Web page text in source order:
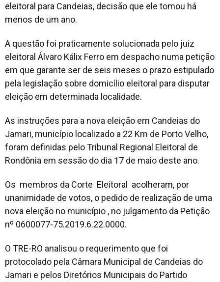
eleitoral para Candeias, decisão que ele tomou há
menos de um ano.
A questão foi praticamente solucionada pelo juiz
eleitoral Álvaro Kálix Ferro em despacho numa petição
em que garante ser de seis meses o prazo estipulado
pela legislação sobre domicílio eleitoral para disputar
eleição em determinada localidade.
As instruções para a nova eleição em Candeias do
Jamari, município localizado a 22 Km de Porto Velho,
foram definidas pelo Tribunal Regional Eleitoral de
Rondônia em sessão do dia 17 de maio deste ano.
Os membros da Corte Eleitoral acolheram, por
unanimidade de votos, o pedido de realização de uma
nova eleição no município , no julgamento da Petição
nº 0600077-75.2019.6.22.0000.
O TRE-RO analisou o requerimento que foi
protocolado pela Câmara Municipal de Candeias do
Jamari e pelos Diretórios Municipais do Partido